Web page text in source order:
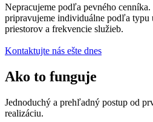
Nepracujeme podľa pevného
pripravujeme individuálne podľa typu
priestorov a frekvencie služieb.
Kontaktujte nás ešte dnes
Ako to funguje
Jednoduchý a prehľadný postup od
realizáciu.